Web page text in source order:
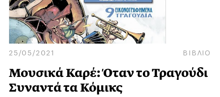
25/05/2021 ΒΙΒΛΙΟ
Μουσικά Καρέ: Όταν το Τραγούδι
Συναντά τα Κόμικς